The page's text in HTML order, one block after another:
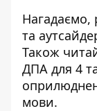
Нагадаємо,
та
Також
ДПА для 4
мови.